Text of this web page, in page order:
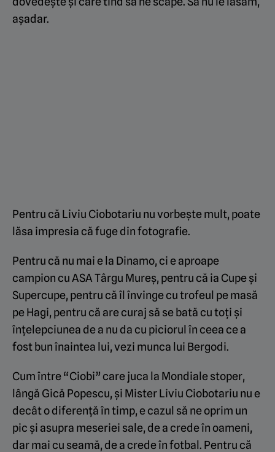
așadar.
Pentru că Liviu Ciobotariu nu vorbește mult, poate
lăsa impresia că fuge din fotografie.
Pentru că nu mai e la Dinamo, ci e aproape
campion cu ASA Târgu Mureș, pentru că ia Cupe și
Supercupe, pentru că îl învinge cu trofeul pe masă
pe Hagi, pentru că are curaj să se bată cu toți și
înțelepciunea de a nu da cu piciorul în ceea ce a
fost bun înaintea lui, vezi munca lui Bergodi.
Cum între “Ciobi” care juca la Mondiale stoper,
lângă Gică Popescu, și Mister Liviu Ciobotariu nu e
decât o diferență în timp, e cazul să ne oprim un
pic și asupra meseriei sale, de a crede în oameni,
dar mai cu seamă, de a crede în fotbal. Pentru că